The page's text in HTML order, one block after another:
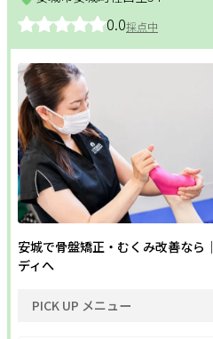
0.0採点中
安城で骨盤矯正・むくみ改善なら
ディへ
PICK UP メニュー